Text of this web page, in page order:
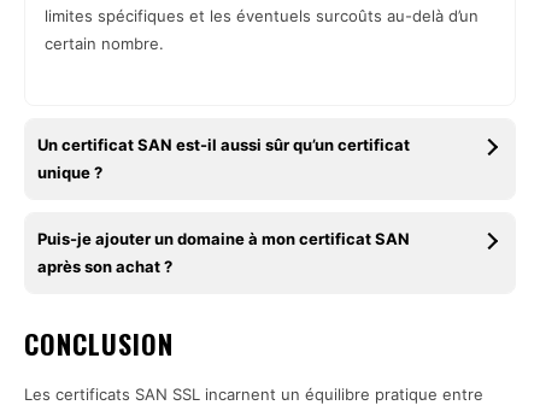
limites spécifiques et les éventuels surcoûts au-delà d’un
certain nombre.
Un certificat SAN est-il aussi sûr qu’un certificat
unique ?
Puis-je ajouter un domaine à mon certificat SAN
après son achat ?
CONCLUSION
Les certificats SAN SSL incarnent un équilibre pratique entre